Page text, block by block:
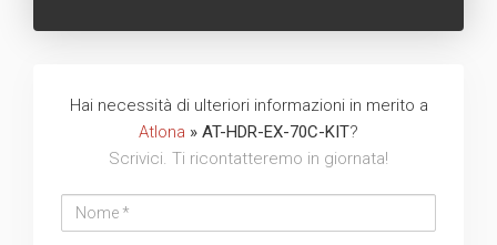
Hai necessità di ulteriori informazioni in merito a
Atlona » AT-HDR-EX-70C-KIT?
Scrivici. Ti ricontatteremo in giornata!